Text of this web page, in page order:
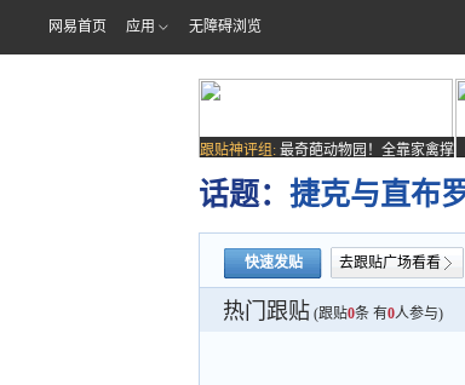
网易首页 应用 无障碍浏览
跟贴神评组: 最奇葩动物园！全靠家禽撑
场子
话题： 捷克与直布
快速发贴 去跟贴广场看看
热门跟贴 (跟贴0条 有0人参与)